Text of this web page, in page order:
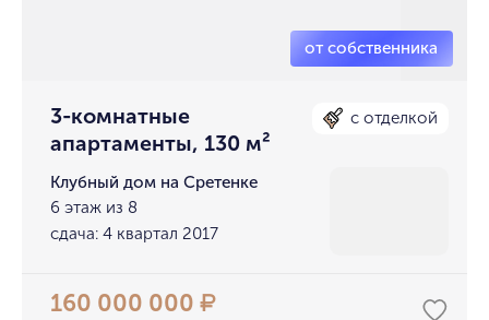
3-комнатные
апартаменты, 130 м²
с отделкой
Клубный дом на Сретенке
6 этаж из 8
сдача: 4 квартал 2017
160 000 000₽